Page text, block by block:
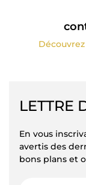
LETTRE
En vous
avertis des
bons plans et